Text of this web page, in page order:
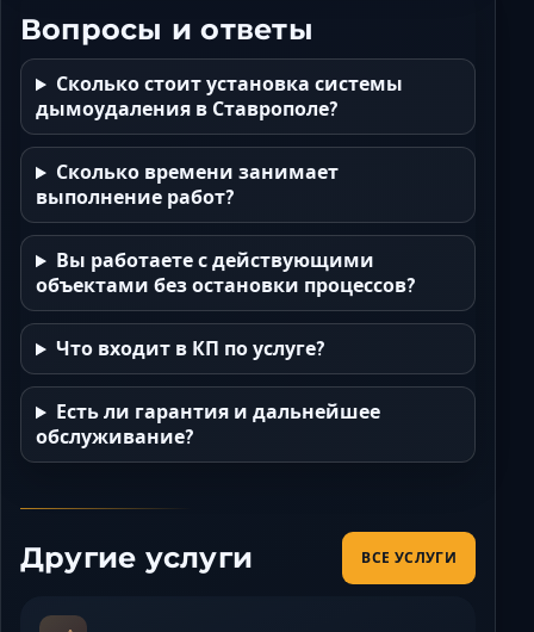
Вопросы и ответы
Сколько стоит установка системы
дымоудаления в Ставрополе?
Сколько времени занимает
выполнение работ?
Вы работаете с действующими
объектами без остановки процессов?
Что входит в КП по услуге?
Есть ли гарантия и дальнейшее
обслуживание?
Другие услуги ВСЕ УСЛУГИ